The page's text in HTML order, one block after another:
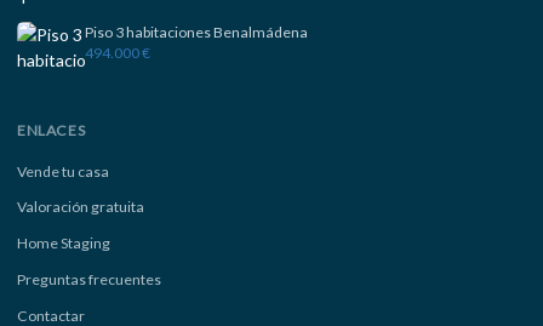
Piso 3 habitaciones Benalmádena
494.000 €
ENLACES
Vende tu casa
Valoración gratuita
Home Staging
Preguntas frecuentes
Contactar